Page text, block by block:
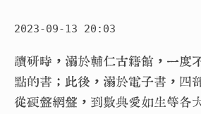
2023-09-13 20:03
讀研時，溺於輔仁古籍館，一度
點的書；此後，溺於電子書，四
從硬盤網盤，到數典愛如生等各